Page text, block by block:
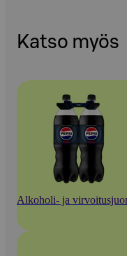
Katso myös
Alkoholi- ja